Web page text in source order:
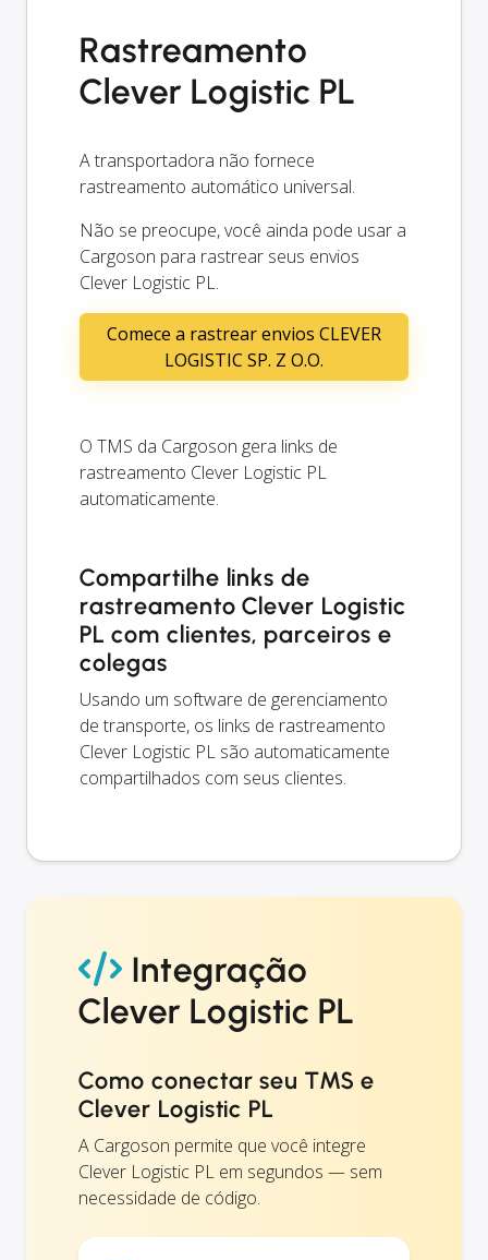
Rastreamento
Clever Logistic PL
A transportadora não fornece
rastreamento automático universal.
Não se preocupe, você ainda pode usar a
Cargoson para rastrear seus envios
Clever Logistic PL.
Comece a rastrear envios CLEVER
LOGISTIC SP. Z O.O.
O TMS da Cargoson gera links de
rastreamento Clever Logistic PL
automaticamente.
Compartilhe links de
rastreamento Clever Logistic
PL com clientes, parceiros e
colegas
Usando um software de gerenciamento
de transporte, os links de rastreamento
Clever Logistic PL são automaticamente
compartilhados com seus clientes.
Integração
Clever Logistic PL
Como conectar seu TMS e
Clever Logistic PL
A Cargoson permite que você integre
Clever Logistic PL em segundos — sem
necessidade de código.